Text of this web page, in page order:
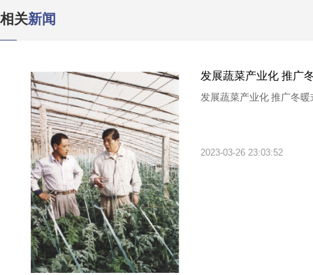
相关新闻
发展蔬菜产业化 推广
发展蔬菜产业化 推广冬
2023-03-26 23:03:52